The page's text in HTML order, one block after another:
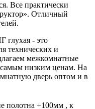
Все практически
Отличный
глухая - это
технических и
межкомнатные
самым низким ценам. На
дверь оптом и в
полотна +100мм , к